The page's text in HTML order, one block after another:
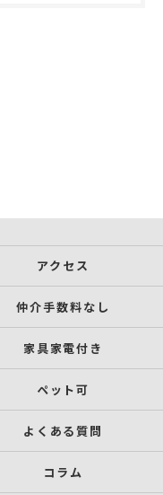
アクセス
仲介手数料なし
家具家電付き
ペット可
よくある質問
コラム